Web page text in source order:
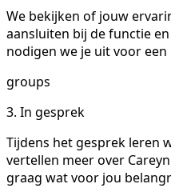
We bekijken of jouw
aansluiten bij de functie
nodigen we je uit voor
groups
3. In gesprek
Tijdens het gesprek leren
vertellen meer over
graag wat voor jou